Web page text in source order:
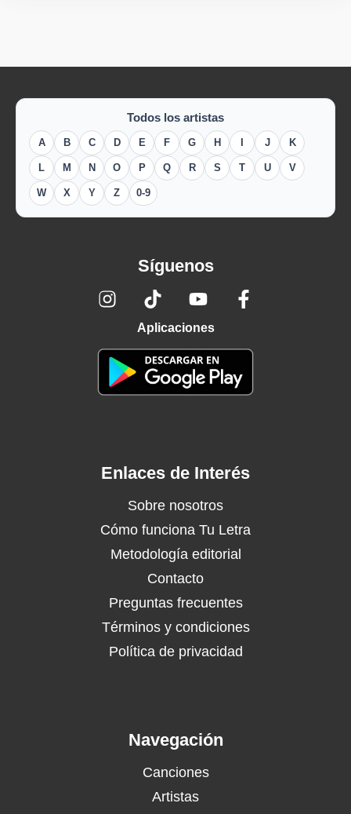
Todos los artistas
A B C D E F G H J K
L M N O P Q R S T U V
W X Y Z 0-9
Síguenos
Aplicaciones
Enlaces de Interés
Sobre nosotros
Cómo funciona Tu Letra
Metodología editorial
Contacto
Preguntas frecuentes
Términos y condiciones
Política de privacidad
Navegación
Canciones
Artistas